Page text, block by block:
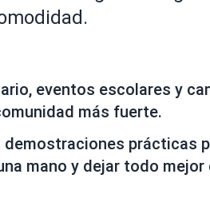
eventos escolares y
más fuerte.
prácticas
mano y dejar todo mejor